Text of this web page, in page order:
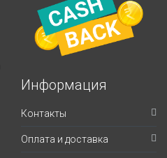
Информация
Контакты
Оплата и доставка